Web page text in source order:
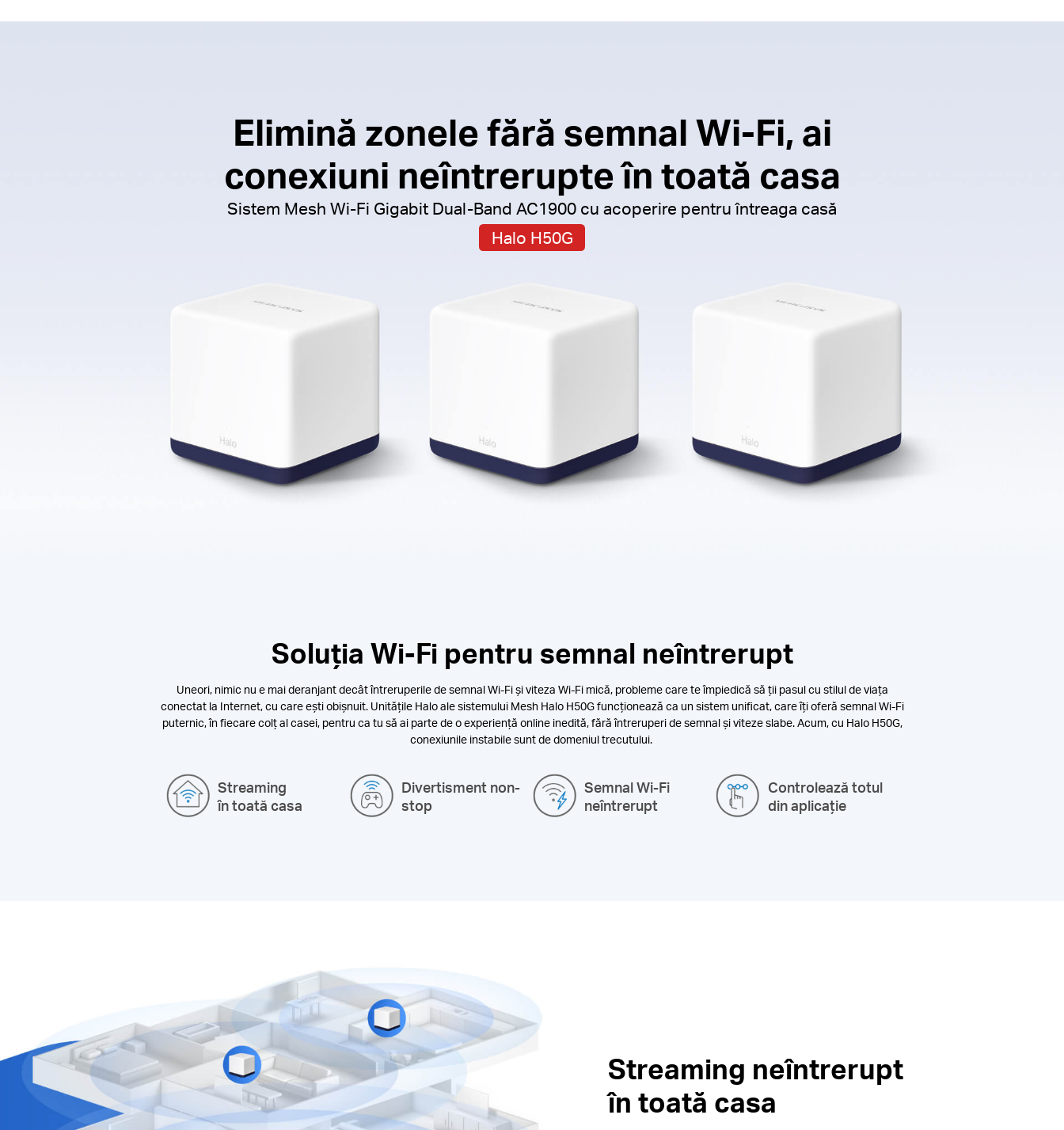
Elimină zonele fără semnal Wi-Fi, ai
conexiuni neîntrerupte în toată casa
Sistem Mesh Wi-Fi Gigabit Dual-Band AC1900 cu acoperire pentru întreaga casă
Halo H50G
Soluția Wi-Fi pentru semnal neîntrerupt
Uneori, nimic nu e mai deranjant decât întreruperile de semnal Wi-Fi și viteza Wi-Fi mică, probleme care te împiedică să ții pasul cu stilul de viața
conectat la Internet, cu care ești obișnuit. Unitățile Halo ale sistemului Mesh Halo H50G funcționează ca un sistem unificat, care îți oferă semnal Wi-Fi
puternic, în fiecare colț al casei, pentru ca tu să ai parte de o experiență online inedită, fără întreruperi de semnal și viteze slabe. Acum, cu Halo H50G,
conexiunile instabile sunt de domeniul trecutului.
Streaming
în toată casa
Divertisment non-
stop
Semnal Wi-Fi
neîntrerupt
Controlează totul
din aplicație
Streaming neîntrerupt
în toată casa